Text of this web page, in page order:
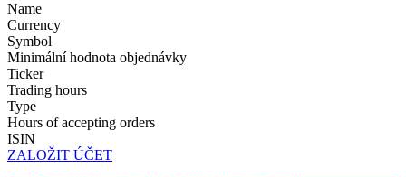
Name
Currency
Symbol
Minimální hodnota objednávky
Ticker
Trading hours
Type
Hours of accepting orders
ISIN
ZALOŽIT ÚČET